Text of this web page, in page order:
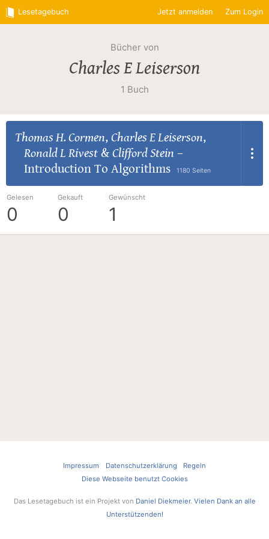
Lesetagebuch Jetzt anmelden Zum Login
Bücher von
Charles E Leiserson
1 Buch
Thomas H. Cormen, Charles E Leiserson,
Ronald L Rivest& Clifford Stein –
Introduction To Algorithms
1180 Seiten
Gelesen
0
Gekauft
0
Gewünscht
1
Impressum Datenschutzerklärung
Regeln
Diese Webseite benutzt Cookies
Das Lesetagebuch ist ein Projekt von Daniel Diekmeier. Vielen Dank an alle
Unterstützenden!